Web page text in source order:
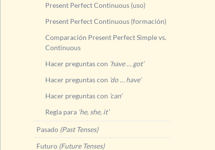
Present Perfect Continuous (uso)
Present Perfect Continuous (formación)
Comparación Present Perfect Simple vs.
Continuous
Hacer preguntas con ‘have … got’
Hacer preguntas con ‘do … have’
Hacer preguntas con ‘can’
Regla para ‘he, she, it’
Pasado (Past Tenses)
Futuro (Future Tenses)